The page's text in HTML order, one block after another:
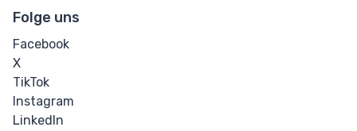
Folge uns
Facebook
X
TikTok
Instagram
LinkedIn